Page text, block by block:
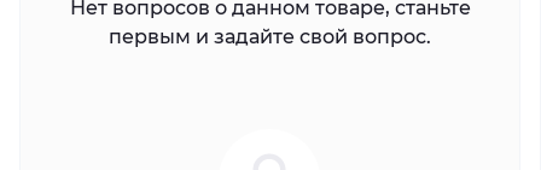
Нет вопросов о данном товаре, станьте
первым и задайте свой вопрос.